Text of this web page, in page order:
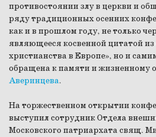
противостоянии злу в церкви и
ряду традиционных осенних
как и в прошлом году, не только
являющееся косвенной цитатой
христианства в Европе», но и
обращена к памяти и жизненному
Аверинцева.
На торжественном открытии
выступил сотрудник Отдела
Московского патриархата свящ.